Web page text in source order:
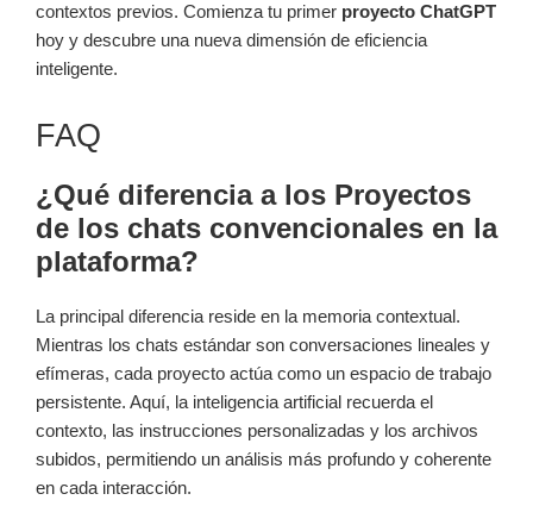
contextos previos. Comienza tu primer proyecto ChatGPT
hoy y descubre una nueva dimensión de eficiencia
inteligente.
FAQ
¿Qué diferencia a los Proyectos
de los chats convencionales en la
plataforma?
La principal diferencia reside en la memoria contextual.
Mientras los chats estándar son conversaciones lineales y
efímeras, cada proyecto actúa como un espacio de trabajo
persistente. Aquí, la inteligencia artificial recuerda el
contexto, las instrucciones personalizadas y los archivos
subidos, permitiendo un análisis más profundo y coherente
en cada interacción.